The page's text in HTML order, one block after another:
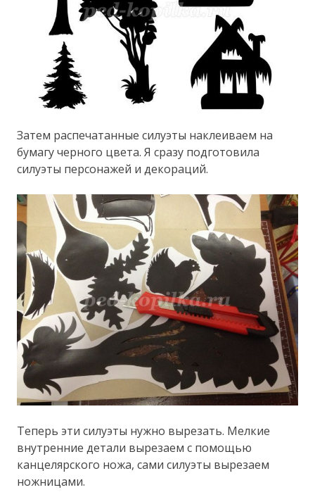
Затем распечатанные силуэты наклеиваем на
бумагу черного цвета. Я сразу подготовила
силуэты персонажей и декораций.
Теперь эти силуэты нужно вырезать. Мелкие
внутренние детали вырезаем с помощью
канцелярского ножа, сами силуэты вырезаем
ножницами.